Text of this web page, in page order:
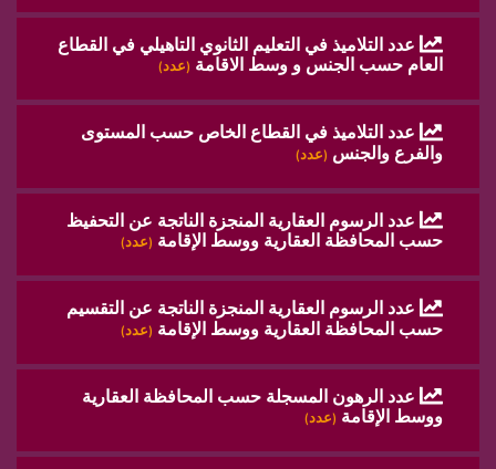
عدد التلاميذ في التعليم الثانوي التاهيلي في القطاع
العام حسب الجنس و وسط الاقامة (عدد)
عدد التلاميذ في القطاع الخاص حسب المستوى
والفرع والجنس (عدد)
عدد الرسوم العقارية المنجزة الناتجة عن التحفيظ
حسب المحافظة العقارية ووسط الإقامة (عدد)
عدد الرسوم العقارية المنجزة الناتجة عن التقسيم
حسب المحافظة العقارية ووسط الإقامة (عدد)
عدد الرهون المسجلة حسب المحافظة العقارية
ووسط الإقامة (عدد)